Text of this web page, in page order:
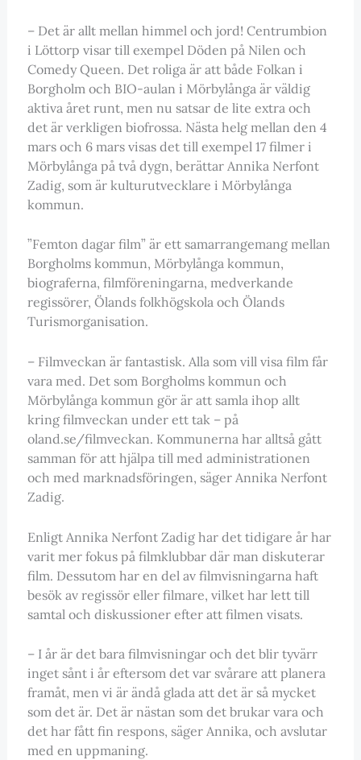
– Det är allt mellan himmel och jord! Centrumbion
i Löttorp visar till exempel Döden på Nilen och
Comedy Queen. Det roliga är att både Folkan i
Borgholm och BIO-aulan i Mörbylånga är väldig
aktiva året runt, men nu satsar de lite extra och
det är verkligen biofrossa. Nästa helg mellan den 4
mars och 6 mars visas det till exempel 17 filmer i
Mörbylånga på två dygn, berättar Annika Nerfont
Zadig, som är kulturutvecklare i Mörbylånga
kommun.
”Femton dagar film” är ett samarrangemang mellan
Borgholms kommun, Mörbylånga kommun,
biograferna, filmföreningarna, medverkande
regissörer, Ölands folkhögskola och Ölands
Turismorganisation.
– Filmveckan är fantastisk. Alla som vill visa film får
vara med. Det som Borgholms kommun och
Mörbylånga kommun gör är att samla ihop allt
kring filmveckan under ett tak – på
oland.se/filmveckan. Kommunerna har alltså gått
samman för att hjälpa till med administrationen
och med marknadsföringen, säger Annika Nerfont
Zadig.
Enligt Annika Nerfont Zadig har det tidigare år har
varit mer fokus på filmklubbar där man diskuterar
film. Dessutom har en del av filmvisningarna haft
besök av regissör eller filmare, vilket har lett till
samtal och diskussioner efter att filmen visats.
– I år är det bara filmvisningar och det blir tyvärr
inget sånt i år eftersom det var svårare att planera
framåt, men vi är ändå glada att det är så mycket
som det är. Det är nästan som det brukar vara och
det har fått fin respons, säger Annika, och avslutar
med en uppmaning.